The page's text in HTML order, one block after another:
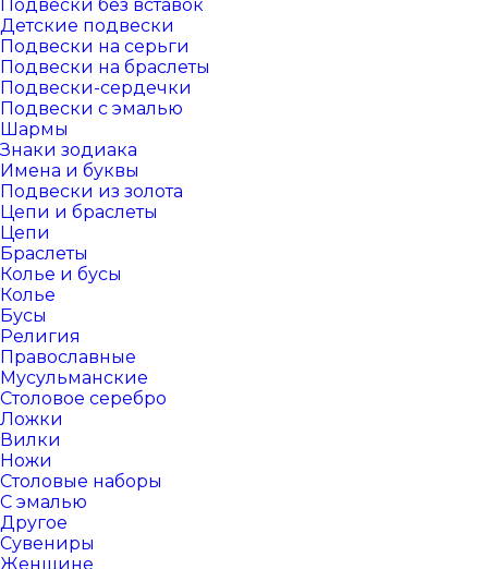
Подвески без вставок
Детские подвески
Подвески на серьги
Подвески на браслеты
Подвески-сердечки
Подвески с эмалью
Шармы
Знаки зодиака
Имена и буквы
Подвески из золота
Цепи и браслеты
Цепи
Браслеты
Колье и бусы
Колье
Бусы
Религия
Православные
Мусульманские
Столовое серебро
Ложки
Вилки
Ножи
Столовые наборы
С эмалью
Другое
Сувениры
Женщине